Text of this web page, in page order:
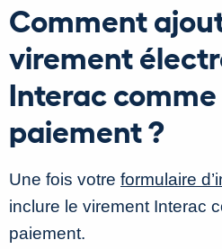
Comment
virement
Interac
paiement ?
Une fois votre formulaire
inclure le virement Interac
paiement.